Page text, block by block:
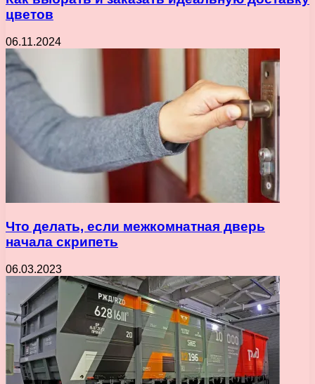
цветов
06.11.2024
Что делать, если межкомнатная дверь
начала скрипеть
06.03.2023